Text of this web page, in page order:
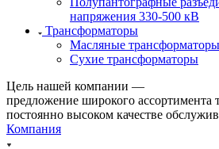
напряжения 330-500 кВ
Трансформаторы
Масляные трансформаторы
Сухие трансформаторы
Цель нашей компании —
предложение широкого ассортимента
постоянно высоком качестве
Компания